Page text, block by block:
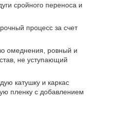
сройного переноса и
процесс за счет
омеднения, ровный и
не уступающий
катушку и каркас
пленку с добавлением